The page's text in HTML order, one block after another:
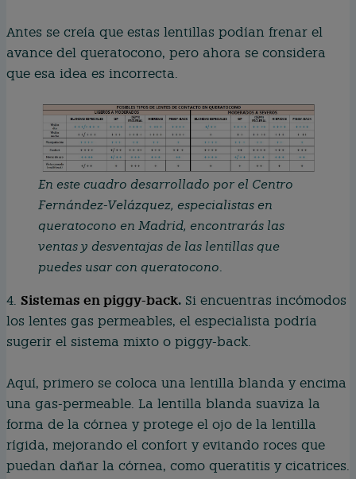
Antes se creía que estas lentillas podían frenar el
avance del queratocono, pero ahora se considera
que esa idea es incorrecta.
En este cuadro desarrollado por el Centro
Fernández-Velázquez, especialistas en
queratocono en Madrid, encontrarás las
ventas y desventajas de las lentillas que
puedes usar con queratocono
4. Sistemas en piggy-back. Si encuentras incómodos
los lentes gas permeables, el especialista podría
sugerir el sistema mixto o piggy-back.
Aquí, primero se coloca una lentilla blanda y encima
una gas-permeable. La lentilla blanda suaviza la
forma de la córnea y protege el ojo de la lentilla
rígida, mejorando el confort y evitando roces que
puedan dañar la córnea, como queratitis y cicatrices.